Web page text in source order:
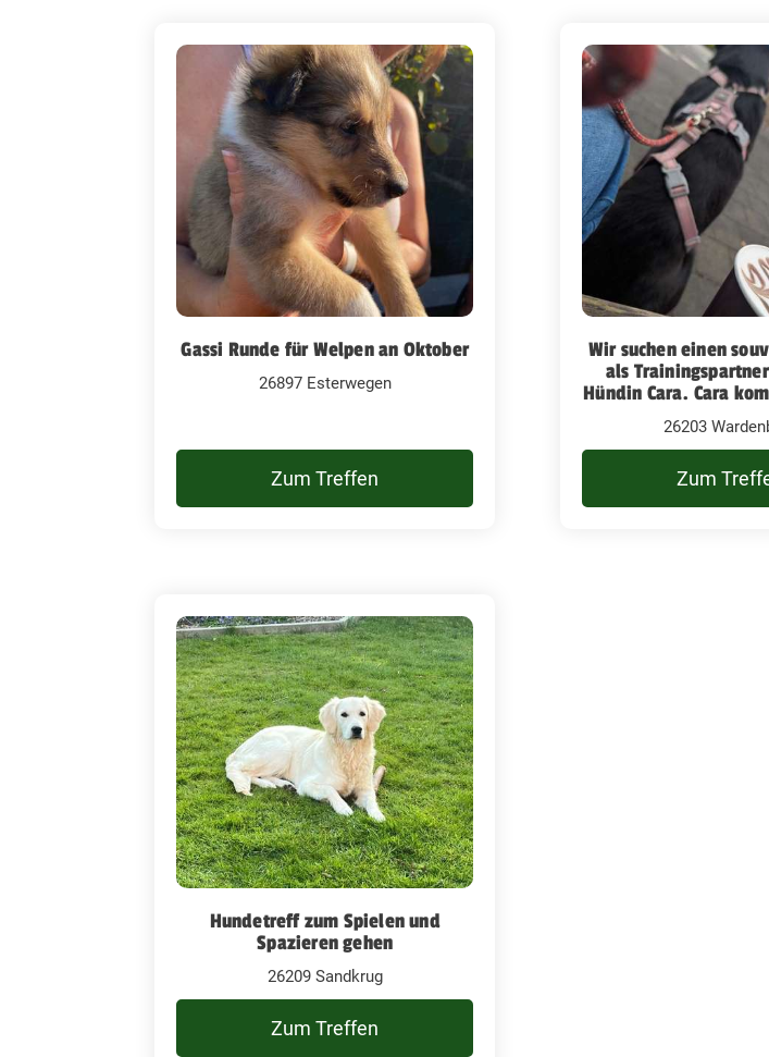
Gassi Runde für Welpen an Oktober
26897 Esterwegen
Zum Treffen
Wir suchen einen
als
Hündin Cara. Cara
26203
Zum
Hundetreff zum Spielen und
Spazieren gehen
26209 Sandkrug
Zum Treffen